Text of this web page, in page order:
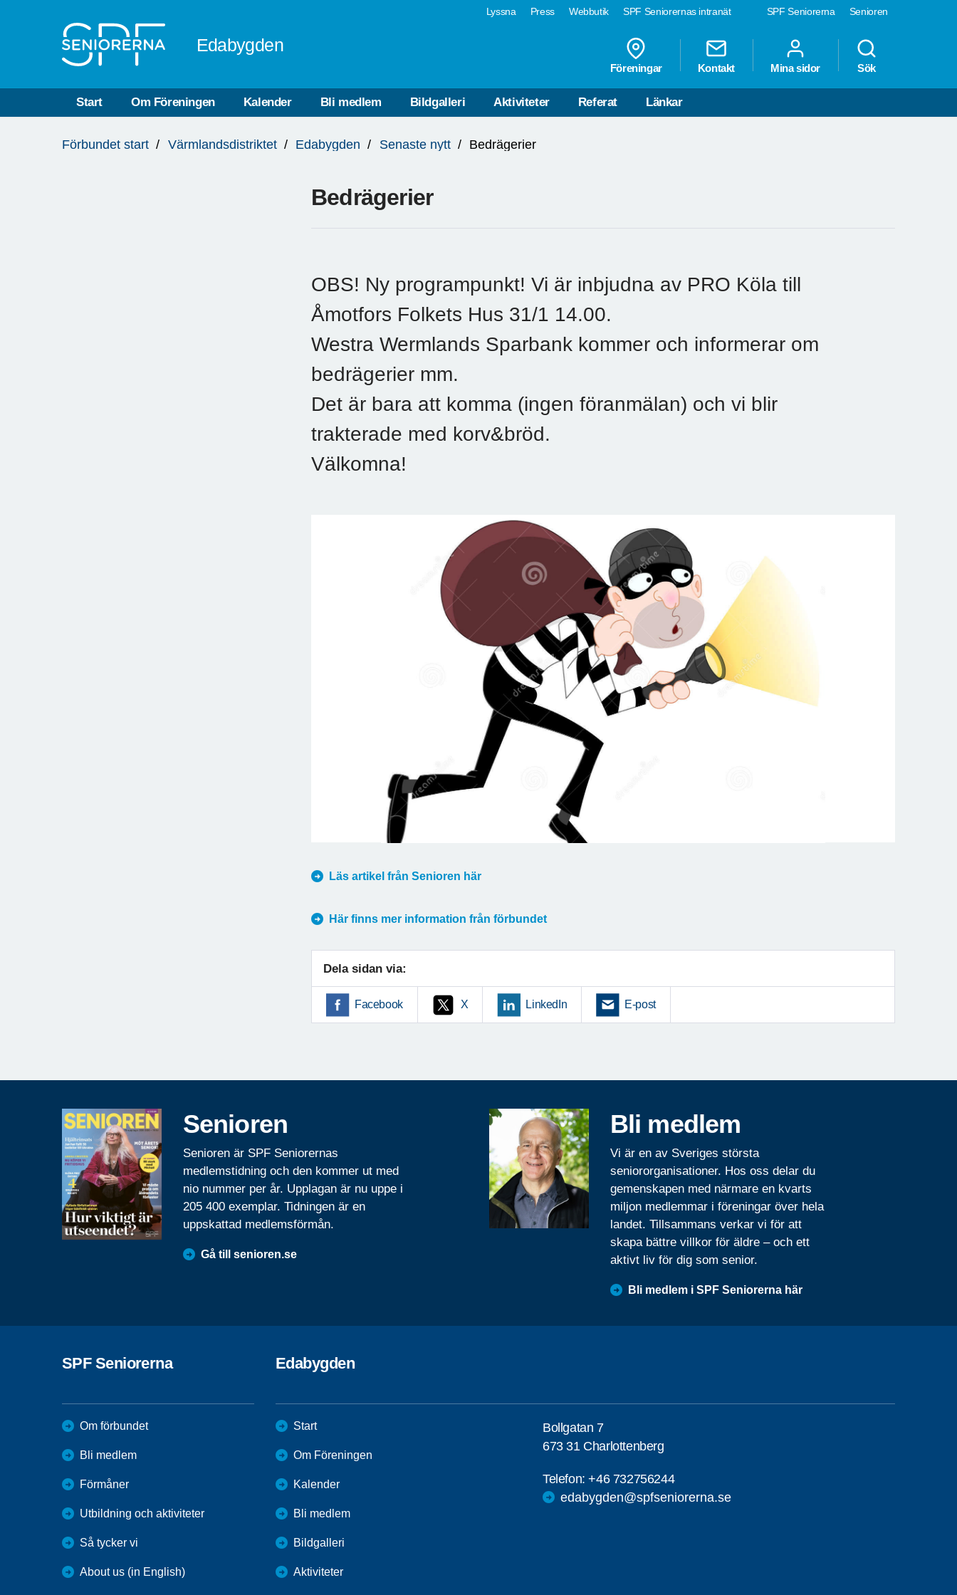
SPF Seniorerna Senioren
Lyssna Press Webbutik SPF Seniorernas intranät
Edabygden
Föreningar Kontakt Mina sidor Sök
Start Om Föreningen Kalender Bli medlem Bildgalleri Aktiviteter Referat Länkar
är
Förbundet start Värmlandsdistriktet Edabygden Senaste nytt Bedrägerier
Bedrägerier
OBS! Ny programpunkt! Vi är inbjudna av PRO Köla till
Åmotfors Folkets Hus 31/1 14.00.
Westra Wermlands Sparbank kommer och informerar om
bedrägerier mm.
Det är bara att komma (ingen föranmälan) och vi blir
trakterade med korv&bröd.
Välkomna!
Läs artikel från Senioren här
Här finns mer information från förbundet
Dela sidan via:
Facebook X LinkedIn E-post
Senioren
Senioren är SPF Seniorernas
medlemstidning och den kommer ut med
nio nummer per år. Upplagan är nu uppe i
205 400 exemplar. Tidningen är en
uppskattad medlemsförmån.
Gå till senioren.se
Bli medlem
Vi är en av Sveriges största
seniororganisationer. Hos oss delar du
gemenskapen med närmare en kvarts
miljon medlemmar i föreningar över hela
landet. Tillsammans verkar vi för att
skapa bättre villkor för äldre – och ett
aktivt liv för dig som senior.
Bli medlem i SPF Seniorerna här
SPF Seniorerna
Om förbundet
Bli medlem
Förmåner
Utbildning och aktiviteter
Så tycker vi
About us (in English)
Edabygden
Start
Om Föreningen
Kalender
Bli medlem
Bildgalleri
Aktiviteter
Bollgatan 7
673 31 Charlottenberg
Telefon:+46 732756244
edabygden@spfseniorerna.se